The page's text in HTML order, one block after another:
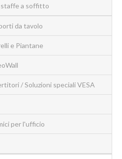
a soffitto
da tavolo
e Piantane
/ Soluzioni speciali VESA
per l'ufficio